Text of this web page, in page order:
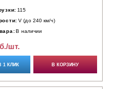
115
V (до 240 км/ч)
В наличии
шт.
1 КЛИК В КОРЗИНУ